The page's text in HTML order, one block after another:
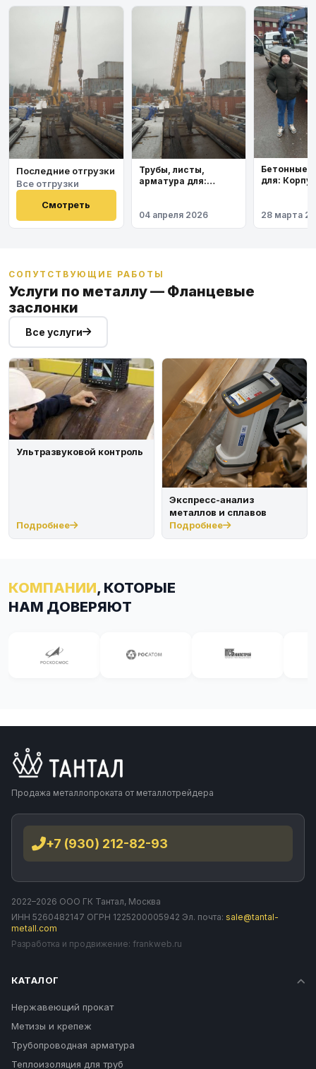
Последние отгрузки
Все отгрузки
Смотреть
Трубы, листы,
арматура для:
04 апреля 2026
Бетонные
для:
28 марта
СОПУТСТВУЮЩИЕ РАБОТЫ
Услуги по металлу — Фланцевые
заслонки
Все услуги
Ультразвуковой контроль
Подробнее
Экспресс-анализ
металлов и сплавов
Подробнее
КОМПАНИИ, КОТОРЫЕ
НАМ ДОВЕРЯЮТ
Продажа металлопроката от металлотрейдера
+7 (930) 212-82-93
2022–2026 ООО ГК Тантал, Москва
ИНН 5260482147 ОГРН 1225200005942 Эл. почта: sale@tantal-
metall.com
Разработка и продвижение: frankweb.ru
КАТАЛОГ
Нержавеющий прокат
Метизы и крепеж
Трубопроводная арматура
Теплоизоляция для труб